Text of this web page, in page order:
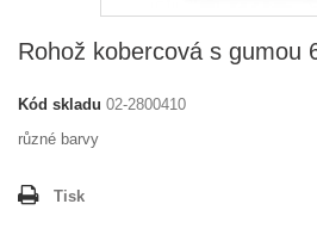
Rohož kobercová s gumou
Kód skladu 02-2800410
různé barvy
Tisk